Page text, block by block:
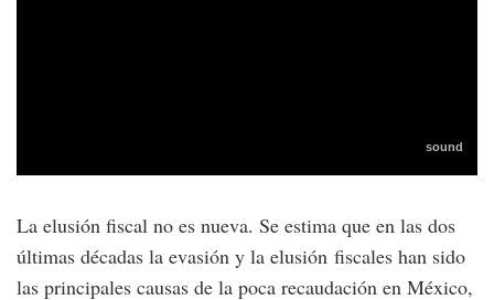
La elusión fiscal no es nueva. Se estima que en las dos
últimas décadas la evasión y la elusión fiscales han sido
las principales causas de la poca recaudación en México,